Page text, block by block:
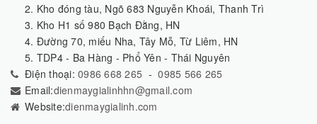
2. Kho đóng tàu, Ngõ 683 Nguyễn Khoái, Thanh Trì
3. Kho H1 số 980 Bạch Đằng, HN
4. Đường 70, miếu Nha, Tây Mỗ, Từ Liêm, HN
5. TDP4 - Ba Hàng - Phổ Yên - Thái Nguyên
Điện thoại: 0986 668 265 -0985 566 265
Email:dienmaygialinhhn@gmail.com
Website:dienmaygialinh.com